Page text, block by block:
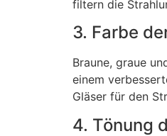
filtern die
3. Farbe
Braune, graue
einem
Gläser für den
4. Tönung